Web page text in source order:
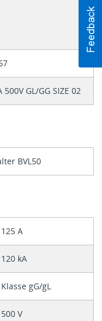
500V GL/GG SIZE 02
BVL50
125 A
120 kA
Klasse gG/gL
500 V